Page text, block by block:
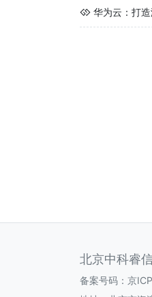
华为云：打
北京中科睿
备案号码： 京